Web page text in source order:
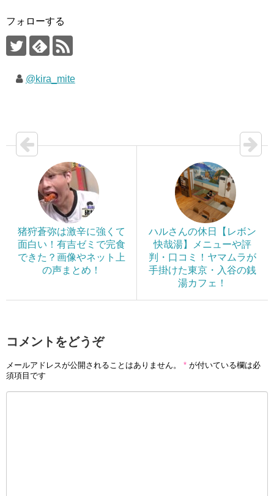
フォローする
@kira_mite
猪狩蒼弥は激辛に強くて
面白い！有吉ゼミで完食
できた？画像やネット上
の声まとめ！
ハルさんの休日【レボン
快哉湯】メニューや評
判・口コミ！ヤマムラが
手掛けた東京・入谷の銭
湯カフェ！
コメントをどうぞ
メールアドレスが公開されることはありません。 * が付いている欄は必
須項目です